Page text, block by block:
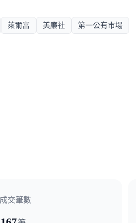
萊爾富 美廉社 第一公有市場
成交筆數